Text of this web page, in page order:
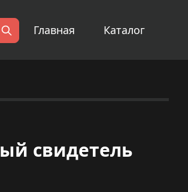
Поиск
Главная Каталог
свидетель